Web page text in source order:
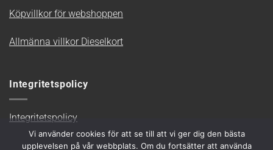
Köpvillkor för webshoppen
Allmänna villkor Dieselkort
Integritetspolicy
Integritetspolicy
Vi använder cookies för att se till att vi ger dig den bästa
upplevelsen på vår webbplats. Om du fortsätter att använda